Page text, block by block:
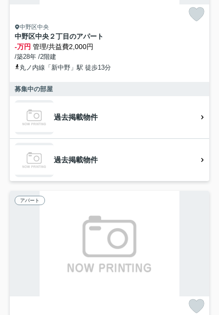
中野区中央
中野区中央２丁目のアパート
-万円 管理/共益費2,000円
/築28年 /2階建
丸ノ内線「新中野」駅 徒歩13分
募集中の部屋
過去掲載物件
過去掲載物件
アパート